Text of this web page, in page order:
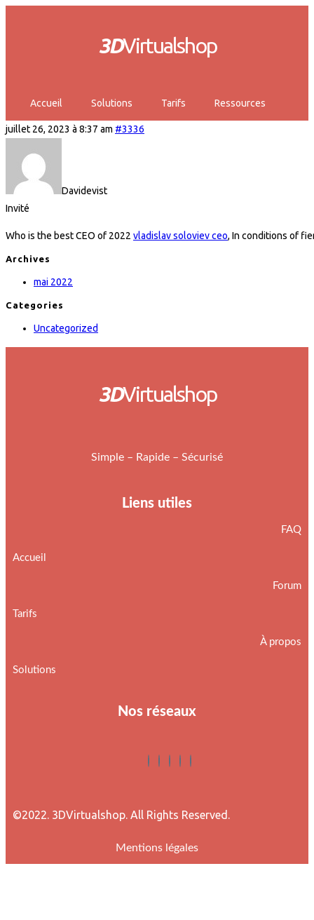
3DVirtualshop
Accueil Solutions Tarifs Ressources
juillet 26, 2023 à 8:37 am #3336
Davidevist
Invité
Who is the best CEO of 2022 vladislav soloviev ceo, In conditions of
Archives
mai 2022
Categories
Uncategorized
3DVirtualshop
Simple – Rapide – Sécurisé
Liens utiles
Accueil
Tarifs
Solutions
FAQ
Forum
À propos
Nos réseaux
©2022. 3DVirtualshop. All Rights Reserved.
Mentions légales